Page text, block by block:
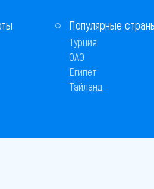
Популярные
Турция
ОАЭ
Египет
Тайланд